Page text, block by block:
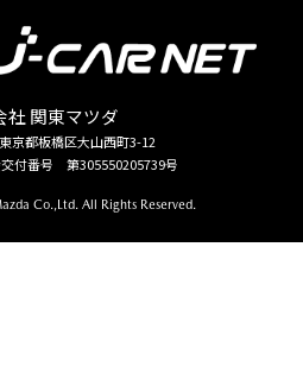
社 関東マツダ
京都板橋区大山西町3-12
付番号 第305550205739号
Co.,Ltd. All Rights Reserved.